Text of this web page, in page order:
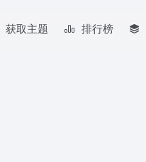
获取主题 排行榜